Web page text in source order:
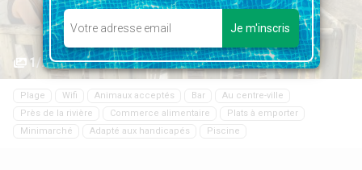
1/20
Plage Wifi Animaux acceptés Bar
Au centre-ville
Près de la rivière
Commerce alimentaire
Plats à emporter
Minimarché
Adapté aux handicapés Piscine
Je m'inscris